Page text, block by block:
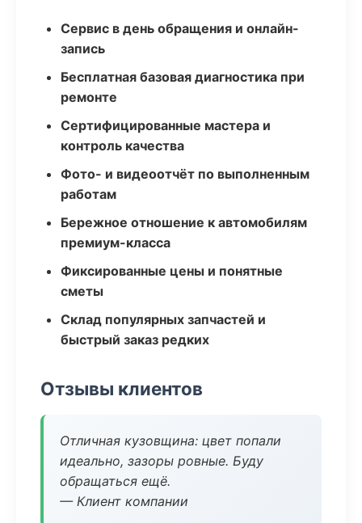
Сервис в день обращения и онлайн-
запись
Бесплатная базовая диагностика при
ремонте
Сертифицированные мастера и
контроль качества
Фото- и видеоотчёт по выполненным
работам
Бережное отношение к автомобилям
премиум-класса
Фиксированные цены и понятные
сметы
Склад популярных запчастей и
быстрый заказ редких
Отзывы клиентов
Отличная кузовщина: цвет попали
идеально, зазоры ровные. Буду
обращаться ещё.
— Клиент компании